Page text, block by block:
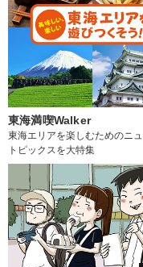
東海満喫Walker
東海エリアを楽しむためのニ
トピックスを大特集